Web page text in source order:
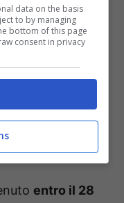
come
versamenti
730/2025 i
riferimento
significa che:
entro il 28
data on the basis
to by managing
bottom of this page
consent in privacy